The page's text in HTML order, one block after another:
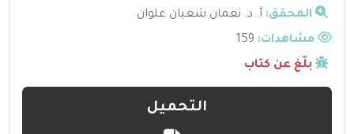
المحقق: أ. د. نعمان شعبان علوان
مشاهدات:
بلّغ عن كتاب
التحميل